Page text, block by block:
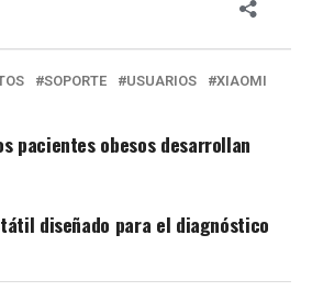
SOPORTE USUARIOS XIAOMI
pacientes obesos desarrollan
diseñado para el diagnóstico